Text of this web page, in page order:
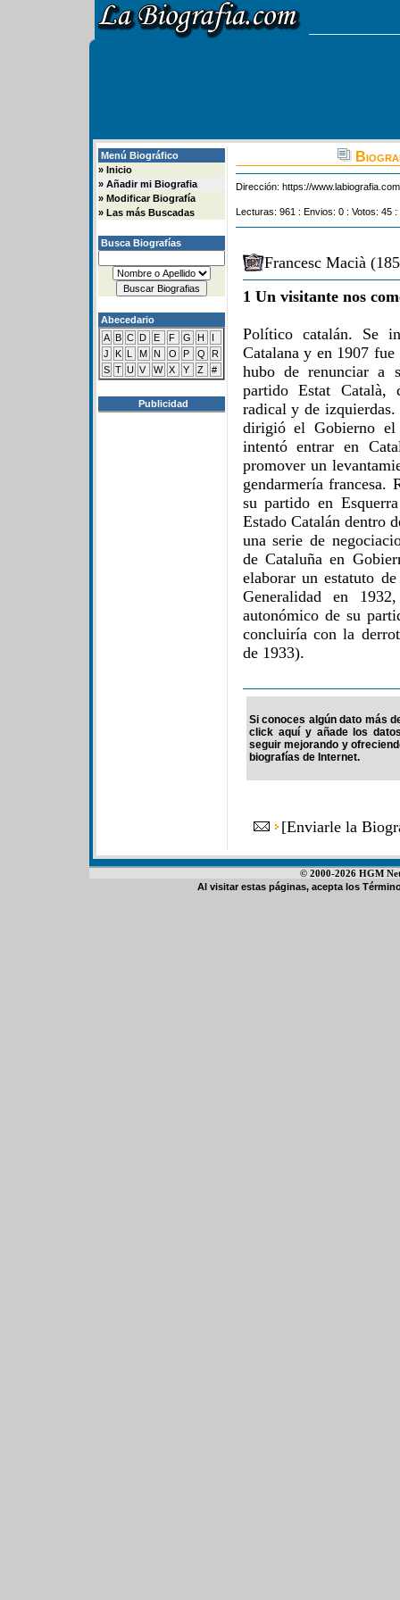
Menú Biográfico
» Inicio
» Añadir mi Biografia
» Modificar Biografía
» Las más Buscadas
Busca Biografías
Abecedario
A B C D E F G H
I
J
K L M N O P Q
R
S T U V W X Y Z #
Publicidad
Dirección: https://
Lecturas: 961 : Envios: 0 : Votos: 45
Francesc Macià
1 Un visitante nos
Político catalán. Se
Catalana y en 1907
hubo de renunciar a
partido Estat Català,
radical y de
dirigió el Gobierno
intentó entrar en
promover un
gendarmería francesa.
su partido en
Estado Catalán dentro
una serie de
de Cataluña en
elaborar un estatuto
Generalidad en
autonómico de su
concluiría con la
de 1933).
Si conoces algún dato más
click aquí y añade los
seguir mejorando y
biografías de Internet.
[Enviarle la
© 2000-2026 HGM
Al visitar estas páginas, acepta los